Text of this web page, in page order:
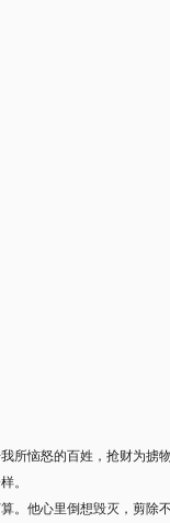
所恼怒的百姓，抢财为掳
。
。他心里倒想毁灭，剪除